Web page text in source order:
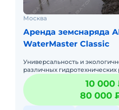
Москва
Аренда земснаряда
WaterMaster Classic
Универсальность и
различных
Classic • Производительность по пульпе – max 600 м3/
час // 40 куб.
10 000
80 000